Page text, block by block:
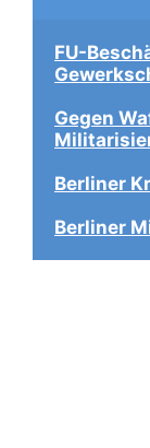
FU-
Gegen
Berliner
Berliner